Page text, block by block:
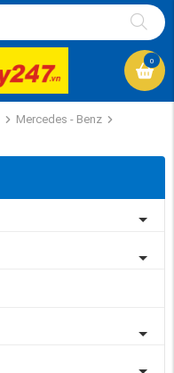
0
Mercedes - Benz